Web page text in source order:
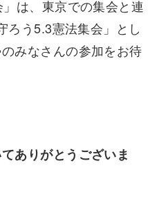
は、東京での集会と連
ろう5.3憲法集会」とし
みなさんの参加をお待
ありがとうございま